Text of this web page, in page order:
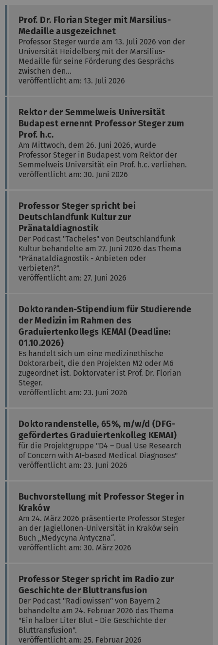
Prof. Dr. Florian Steger mit Marsilius-
Medaille ausgezeichnet
Professor Steger wurde am 13. Juli 2026 von der
Universität Heidelberg mit der Marsilius-
Medaille für seine Förderung des Gesprächs
zwischen den…
veröffentlicht am: 13. Juli 2026
Rektor der Semmelweis Universität
Budapest ernennt Professor Steger zum
Prof. h.c.
Am Mittwoch, dem 26. Juni 2026, wurde
Professor Steger in Budapest vom Rektor der
Semmelweis Universität ein Prof. h.c. verliehen.
veröffentlicht am: 30. Juni 2026
Professor Steger spricht bei
Deutschlandfunk Kultur zur
Pränataldiagnostik
Der Podcast "Tacheles" von Deutschlandfunk
Kultur behandelte am 27. Juni 2026 das Thema
"Pränataldiagnostik - Anbieten oder
verbieten?".
veröffentlicht am: 27. Juni 2026
Doktoranden-Stipendium für Studierende
der Medizin im Rahmen des
Graduiertenkollegs KEMAI (Deadline:
01.10.2026)
Es handelt sich um eine medizinethische
Doktorarbeit, die den Projekten M2 oder M6
zugeordnet ist. Doktorvater ist Prof. Dr. Florian
Steger.
veröffentlicht am: 23. Juni 2026
Doktorandenstelle, 65%, m/w/d (DFG-
gefördertes Graduiertenkolleg KEMAI)
für die Projektgruppe "D4 – Dual Use Research
of Concern with AI-based Medical Diagnoses"
veröffentlicht am: 23. Juni 2026
Buchvorstellung mit Professor Steger in
Kraków
Am 24. März 2026 präsentierte Professor Steger
an der Jagiellonen-Universität in Kraków sein
Buch „Medycyna Antyczna“.
veröffentlicht am: 30. März 2026
Professor Steger spricht im Radio zur
Geschichte der Bluttransfusion
Der Podcast "Radiowissen" von Bayern 2
behandelte am 24. Februar 2026 das Thema
"Ein halber Liter Blut - Die Geschichte der
Bluttransfusion".
veröffentlicht am: 25. Februar 2026